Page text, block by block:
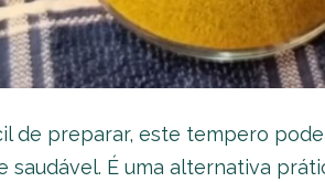
de preparar, este tempero
saudável. É uma alternativa